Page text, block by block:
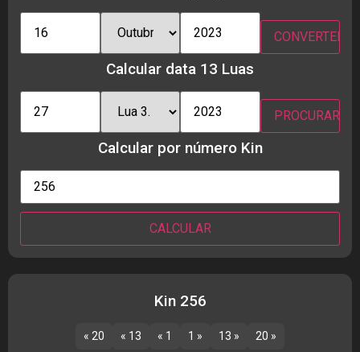
Calcular data 13 Luas
Calcular por número Kin
Kin 256
« 20 « 13 « 1 1 » 13 » 20 »